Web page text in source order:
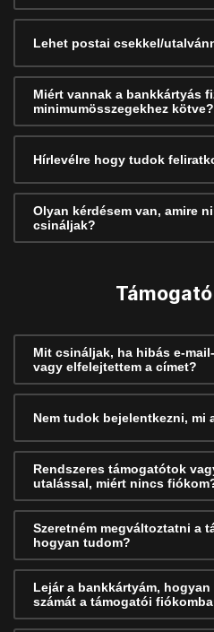
Lehet postai csekkel/
Miért vannak a bankkártyás
minimumösszegekhez kötve?
Hírlevélre hogy tudok
Olyan kérdésem van, amire
csináljak?
Mit csináljak, ha hibás e-
vagy elfelejtettem a címet?
Nem tudok bejelentkezni, mi
Rendszeres támogatótok
utalással, miért nincs
Szeretném megváltoztatni a
hogyan tudom?
Lejár a bankkártyám,
számát a támogatói